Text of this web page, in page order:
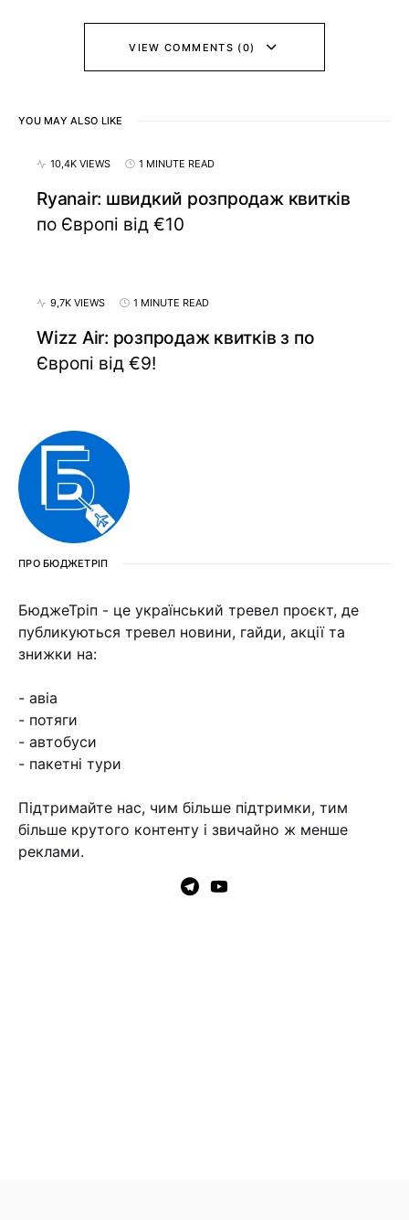
VIEW COMMENTS (0)
YOU MAY ALSO LIKE
10,4K VIEWS 1 MINUTE READ
Ryanair: швидкий розпродаж квитків
по Європі від €10
9,7K VIEWS 1 MINUTE READ
Wizz Air: розпродаж квитків з по
Європі від €9!
ПРО БЮДЖЕТРІП
БюджеТріп - це український тревел проєкт, де
публикуються тревел новини, гайди, акції та
знижки на:
- авіа
- потяги
- автобуси
- пакетні тури
Підтримайте нас, чим більше підтримки, тим
більше крутого контенту і звичайно ж менше
реклами.